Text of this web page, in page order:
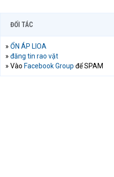
ĐỐI TÁC
» ỔN ÁP LIOA
» đăng tin rao vặt
» Vào Facebook Group để SPAM